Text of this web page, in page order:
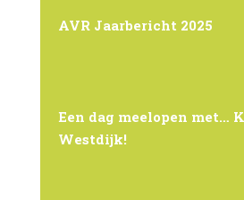
AVR Jaarbericht 2025
Een dag meelopen met…
Westdijk!